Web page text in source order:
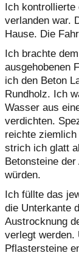
Ich kontrollierte
verlanden war.
Hause. Die
Ich brachte
ausgehobenen
ich den Beton
Rundholz. Ich
Wasser aus
verdichten.
reichte
strich ich glatt
Betonsteine
würden.
Ich füllte das
die Unterkante
Austrocknung
verlegt werden.
Pflastersteine